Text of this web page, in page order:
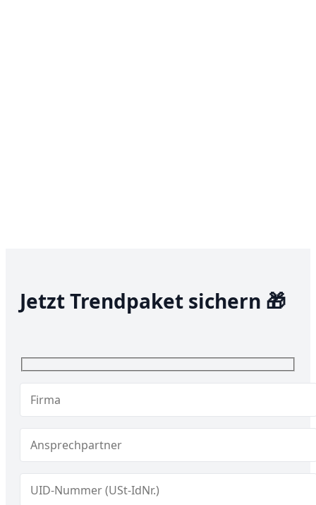
Jetzt Trendpaket sichern 🎁